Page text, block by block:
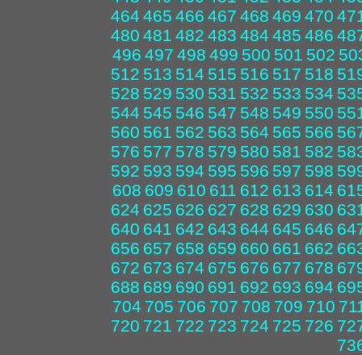
464 465 466 467 468 469 470
480 481 482 483 484 485 486
496 497 498 499 500 501 502
512 513 514 515 516 517 518
528 529 530 531 532 533 534
544 545 546 547 548 549 550
560 561 562 563 564 565 566
576 577 578 579 580 581 582
592 593 594 595 596 597 598
608 609 610 611 612 613 614
624 625 626 627 628 629 630
640 641 642 643 644 645 646
656 657 658 659 660 661 662
672 673 674 675 676 677 678
688 689 690 691 692 693 694
704 705 706 707 708 709 710
720 721 722 723 724 725 726